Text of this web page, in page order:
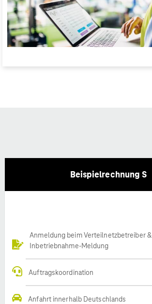
Beispielrechnung S
Anmeldung beim Verteilnetzbetreiber &
Inbetriebnahme-Meldung
Auftragskoordination
Anfahrt innerhalb Deutschlands